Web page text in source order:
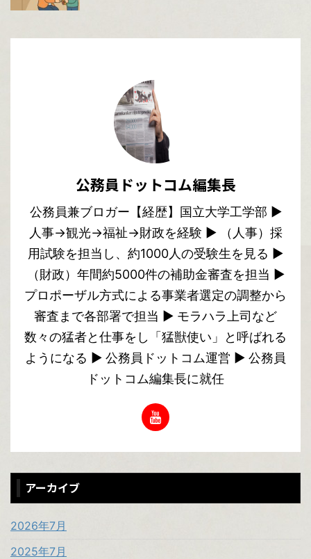
公務員ドットコム編集長
公務員兼ブロガー【経歴】国立大学工学部 ▶︎
人事→観光→福祉→財政を経験 ▶︎ （人事）採
用試験を担当し、約1000人の受験生を見る ▶︎
（財政）年間約5000件の補助金審査を担当 ▶︎
プロポーザル方式による事業者選定の調整から
審査まで各部署で担当 ▶︎ モラハラ上司など
数々の猛者と仕事をし「猛獣使い」と呼ばれる
ようになる ▶︎ 公務員ドットコム運営 ▶︎ 公務員
ドットコム編集長に就任
アーカイブ
2026年7月
2025年7月